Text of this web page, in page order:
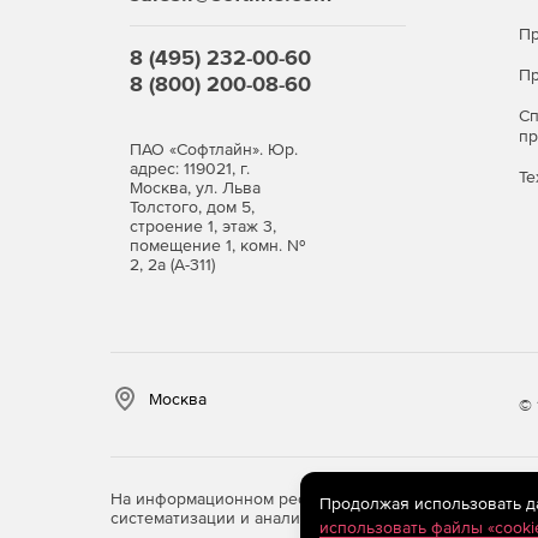
8 (495) 232-00-60
8 (800) 200-08-60
ПАО «Софтлайн». Юр.
адрес: 119021, г.
Москва, ул. Льва
Толстого, дом 5,
строение 1, этаж 3,
помещение 1, комн. №
2, 2а (А-311)
Москва ©
На информационном ресурсе store.softline.ru
систематизации и анализа сведений, относящихся
Продолжая использовать
использовать файлы